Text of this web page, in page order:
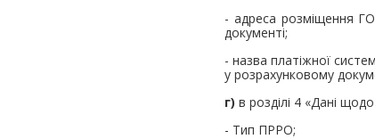
- адреса розміщення
документі;
- назва платіжної
у розрахунковому
г) в розділі 4 «Дані
- Тип ПРРО;